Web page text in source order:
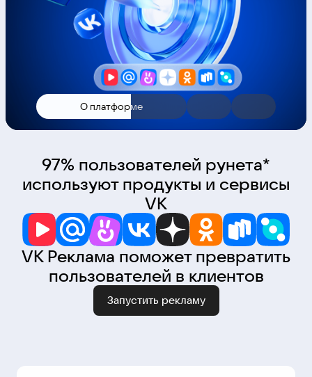
О платформе
97% пользователей рунета*
используют продукты и сервисы
VK
VK Реклама поможет превратить
пользователей в клиентов
Запустить рекламу